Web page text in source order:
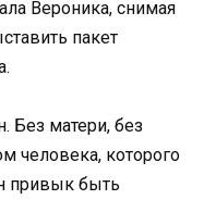
Вероника, снимая
пакет
Без матери, без
человека, которого
привык быть